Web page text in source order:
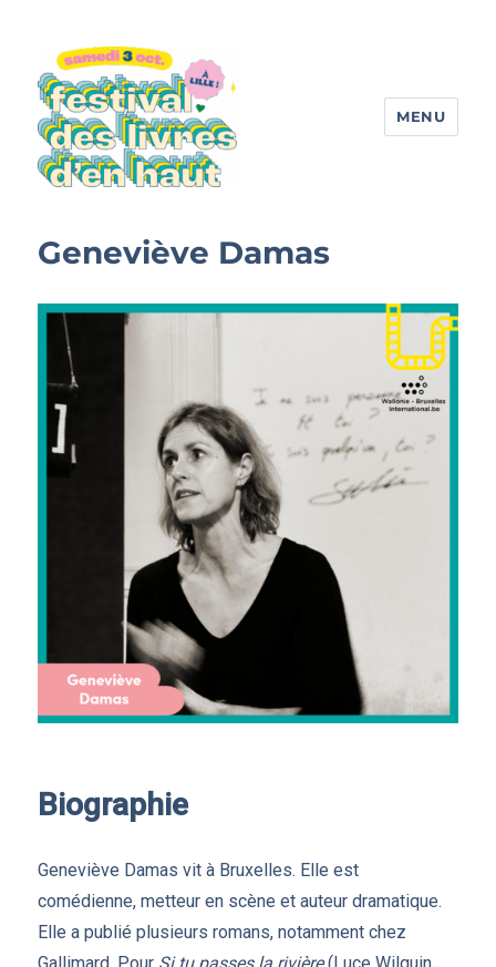
MENU
Geneviève Damas
Biographie
Geneviève Damas vit à Bruxelles. Elle est
comédienne, metteur en scène et auteur dramatique.
Elle a publié plusieurs romans, notamment chez